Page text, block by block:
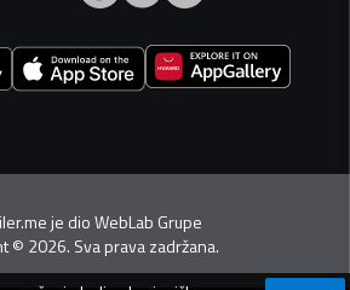
je dioWebLab Grupe
© 2026. Sva prava zadržana.